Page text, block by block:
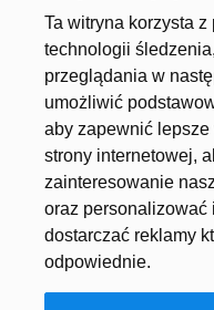
Ta witryna korzysta
technologii
przeglądania w
umożliwić
aby zapewnić
strony internetowej,
zainteresowanie
oraz personalizować
dostarczać reklamy
odpowiednie.
Useful links
About the project
Universities and
Job offers